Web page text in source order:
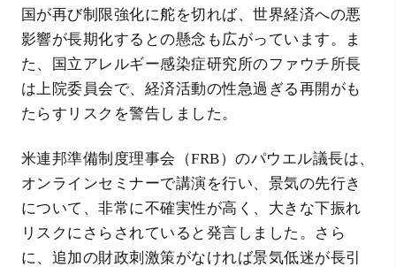
国が再び制限強化に舵を切れば、世界経済への悪
影響が長期化するとの懸念も広がっています。ま
た、国立アレルギー感染症研究所のファウチ所長
は上院委員会で、経済活動の性急過ぎる再開がも
たらすリスクを警告しました。
米連邦準備制度理事会（FRB）のパウエル議長は、
オンラインセミナーで講演を行い、景気の先行き
について、非常に不確実性が高く、大きな下振れ
リスクにさらされていると発言しました。さら
に、追加の財政刺激策がなければ景気低迷が長引